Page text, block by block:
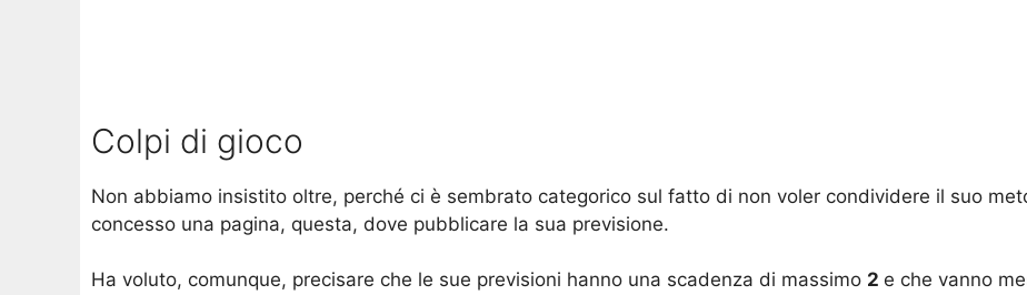
Colpi di gioco
Non abbiamo insistito oltre, perché ci è sembrato categorico sul fatto di non voler condividere il suo
concesso una pagina, questa, dove pubblicare la sua previsione.
Ha voluto, comunque, precisare che le sue previsioni hanno una scadenza di massimo 2 e che vanno